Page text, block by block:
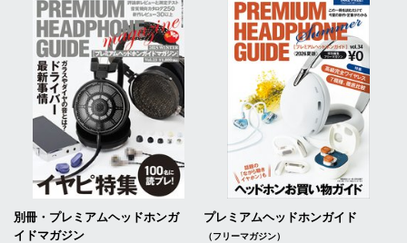
別冊・プレミアムヘッドホンガ
イドマガジン
プレミアムヘッドホンガイド
（フリーマガジン）